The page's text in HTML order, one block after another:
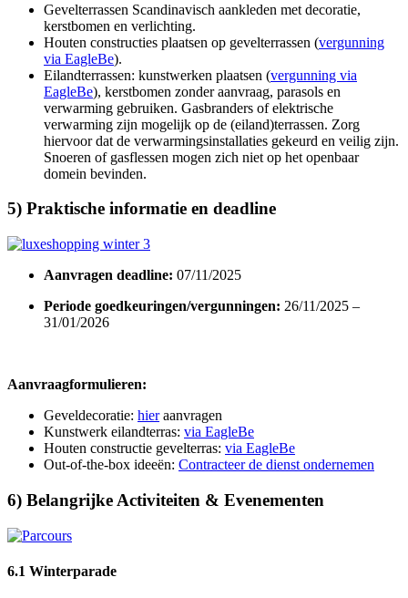
Gevelterrassen Scandinavisch aankleden met decoratie,
kerstbomen en verlichting.
Houten constructies plaatsen op gevelterrassen (vergunning
via EagleBe).
Eilandterrassen: kunstwerken plaatsen (vergunning via
EagleBe), kerstbomen zonder aanvraag, parasols en
verwarming gebruiken. Gasbranders of elektrische
verwarming zijn mogelijk op de (eiland)terrassen. Zorg
hiervoor dat de verwarmingsinstallaties gekeurd en veilig zijn.
Snoeren of gasflessen mogen zich niet op het openbaar
domein bevinden.
5) Praktische informatie en deadline
Aanvragen deadline: 07/11/2025
Periode goedkeuringen/vergunningen: 26/11/2025 –
31/01/2026
Aanvraagformulieren:
Geveldecoratie: hieraanvragen
Kunstwerk eilandterras: via EagleBe
Houten constructie gevelterras: via EagleBe
Out-of-the-box ideeën: Contracteer de dienst ondernemen
6) Belangrijke Activiteiten & Evenementen
6.1 Winterparade